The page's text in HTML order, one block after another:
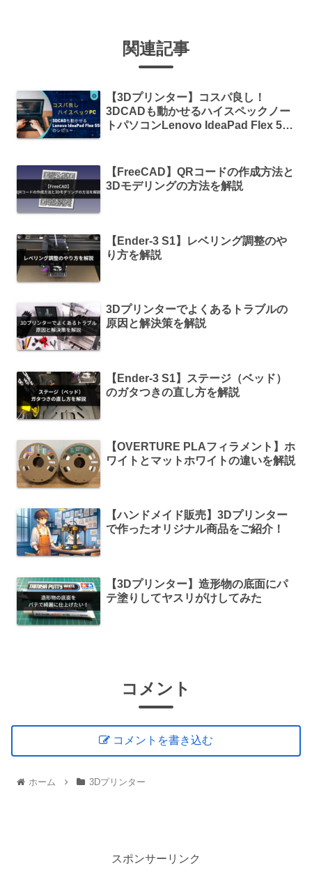
関連記事
【3Dプリンター】コスパ良し！
3DCADも動かせるハイスペックノー
トパソコンLenovo IdeaPad Flex 550
【FreeCAD】QRコードの作成方法と
3Dモデリングの方法を解説
【Ender-3 S1】レベリング調整のや
り方を解説
3Dプリンターでよくあるトラブルの
原因と解決策を解説
【Ender-3 S1】ステージ（ベッド）
のガタつきの直し方を解説
【OVERTURE PLAフィラメント】ホ
ワイトとマットホワイトの違いを解説
【ハンドメイド販売】3Dプリンター
で作ったオリジナル商品をご紹介！
【3Dプリンター】造形物の底面にパ
テ塗りしてヤスリがけしてみた
コメント
コメントを書き込む
ホーム 3Dプリンター
スポンサーリンク